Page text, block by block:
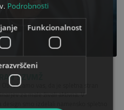
SZVMŽ
vas, da je spletna stran
za male živali aktivna. V
Podrobnosti
Funkcionalnost